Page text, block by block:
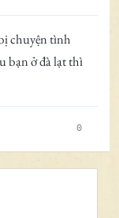
chuyện tình
bạn ở đà lạt thì
0